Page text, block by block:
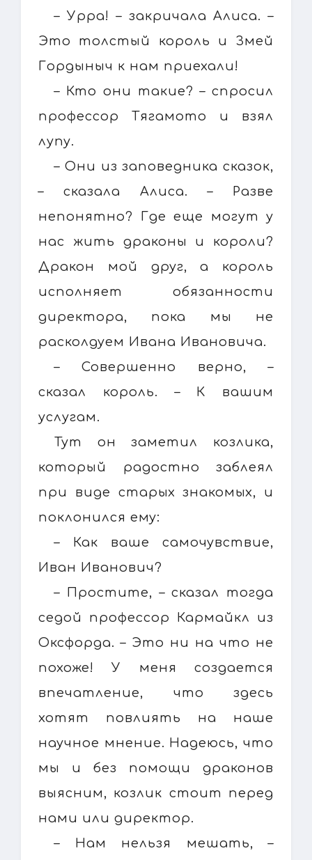
– Урра! – закричала Алиса. –
Это толстый король и Змей
Гордыныч к нам приехали!
– Кто они такие? – спросил
профессор Тягамото и взял
лупу.
– Они из заповедника сказок,
– сказала Алиса. – Разве
непонятно? Где еще могут у
нас жить драконы и короли?
Дракон мой друг, а король
исполняет обязанности
директора, пока мы не
расколдуем Ивана Ивановича.
– Совершенно верно, –
сказал король. – К вашим
услугам.
Тут он заметил козлика,
который радостно заблеял
при виде старых знакомых, и
поклонился ему:
– Как ваше самочувствие,
Иван Иванович?
– Простите, – сказал тогда
седой профессор Кармайкл из
Оксфорда. – Это ни на что не
похоже! У меня создается
впечатление, что здесь
хотят повлиять на наше
научное мнение. Надеюсь, что
мы и без помощи драконов
выясним, козлик стоит перед
нами или директор.
– Нам нельзя мешать, –